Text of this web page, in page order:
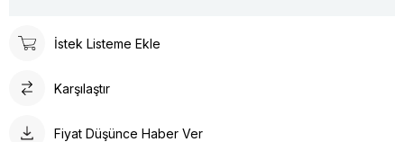
İstek Listeme Ekle
Karşılaştır
Fiyat Düşünce Haber Ver